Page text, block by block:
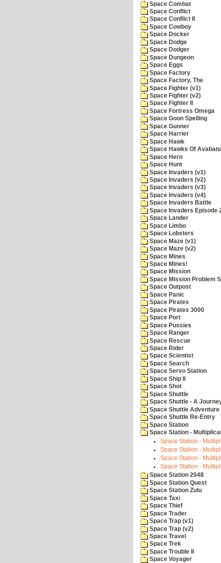
Space Combat
Space Conflict
Space Conflict II
Space Cowboy
Space Docker
Space Dodge
Space Dodger
Space Dungeon
Space Eggs
Space Factory
Space Factory, The
Space Fighter (v1)
Space Fighter (v2)
Space Fighter II
Space Fortress Omega
Space Goon Spelling
Space Gunner
Space Harrier
Space Hawk
Space Hawks Of
Space Hero
Space Hunt
Space Invaders (v1)
Space Invaders (v2)
Space Invaders (v3)
Space Invaders (v4)
Space Invaders Battle
Space Invaders Episode
Space Lander
Space Limbo
Space Lobsters
Space Maze (v1)
Space Maze (v2)
Space Mines
Space Mines!
Space Mission
Space Mission Problem
Space Outpost
Space Panic
Space Pirates
Space Pirates 3000
Space Port
Space Pussies
Space Ranger
Space Rescue
Space Rider
Space Scientist
Space Search
Space Servo Station
Space Ship II
Space Shot
Space Shuttle
Space Shuttle - A
Space Shuttle Adventure
Space Shuttle Re-Entry
Space Station
Space Station -
Space Station -
Space Station -
Space Station -
Space Station -
Space Station 2048
Space Station Quest
Space Station Zulu
Space Taxi
Space Thief
Space Trader
Space Trap (v1)
Space Trap (v2)
Space Travel
Space Trek
Space Trouble II
Space Voyager